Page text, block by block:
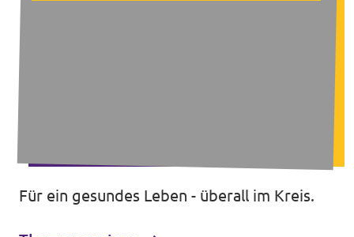
Für ein gesundes Leben - überall im Kreis.